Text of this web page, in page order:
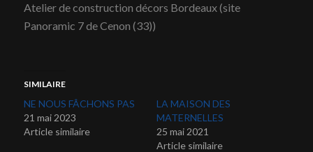
Atelier de construction décors Bordeaux (site
Panoramic 7 de Cenon (33))
SIMILAIRE
NE NOUS FÂCHONS PAS
21 mai 2023
Article similaire
LA MAISON DES
MATERNELLES
25 mai 2021
Article similaire